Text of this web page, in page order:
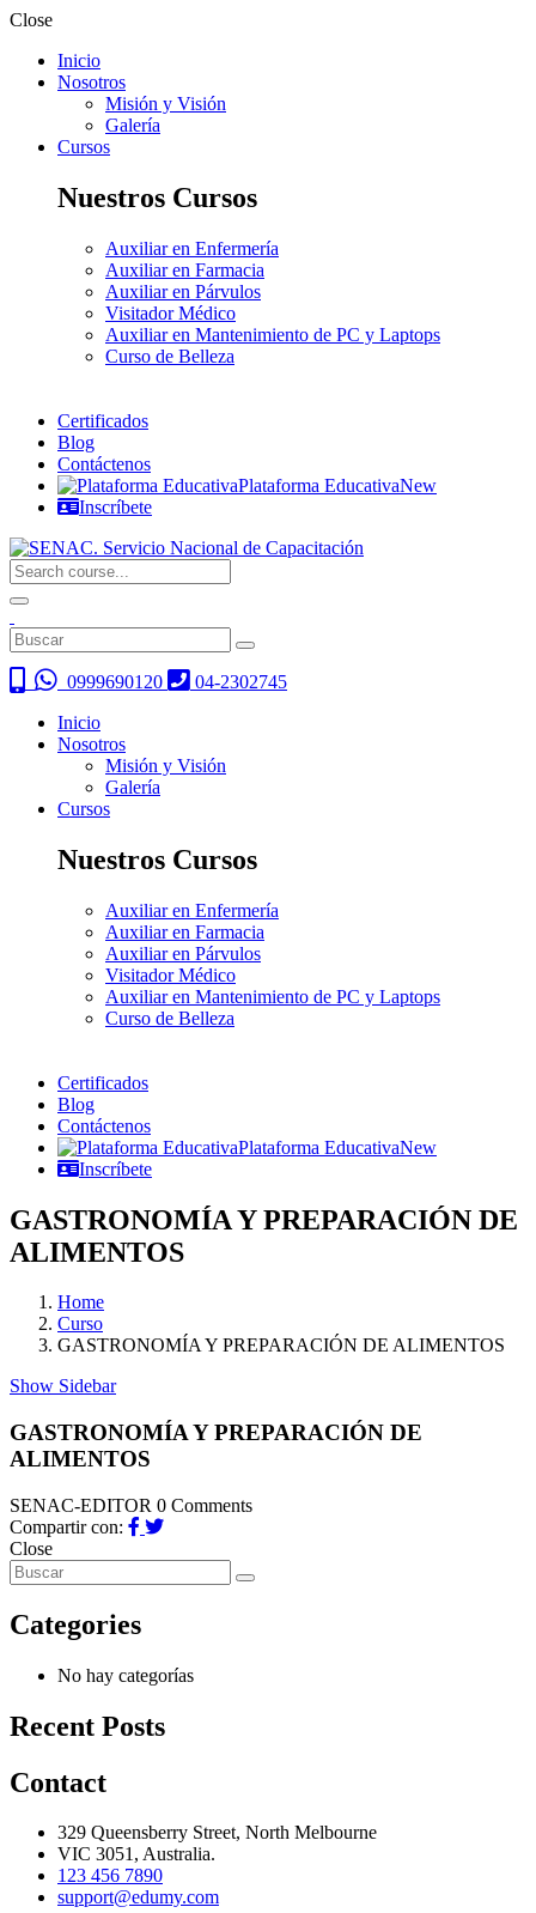
Close
Inicio
Nosotros
Misión y Visión
Galería
Cursos
Nuestros Cursos
Auxiliar en Enfermería
Auxiliar en Farmacia
Auxiliar en Párvulos
Visitador Médico
Auxiliar en Mantenimiento de PC y Laptops
Curso de Belleza
Certificados
Blog
Contáctenos
Plataforma EducativaNew
Inscríbete
0999690120
04-2302745
Inicio
Nosotros
Misión y Visión
Galería
Cursos
Nuestros Cursos
Auxiliar en Enfermería
Auxiliar en Farmacia
Auxiliar en Párvulos
Visitador Médico
Auxiliar en Mantenimiento de PC y Laptops
Curso de Belleza
Certificados
Blog
Contáctenos
Plataforma EducativaNew
Inscríbete
GASTRONOMÍA Y PREPARACIÓN DE
ALIMENTOS
Home
Curso
GASTRONOMÍA Y PREPARACIÓN DE ALIMENTOS
Show Sidebar
GASTRONOMÍA Y PREPARACIÓN DE
ALIMENTOS
SENAC-EDITOR 0 Comments
Compartir con:
Close
Categories
No hay categorías
Recent Posts
Contact
329 Queensberry Street, North Melbourne
VIC 3051, Australia.
123 456 7890
support@edumy.com